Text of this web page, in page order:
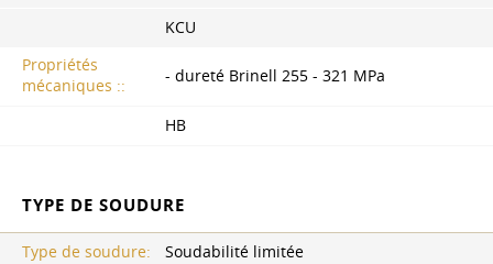
KCU
Propriétés
mécaniques ::
- dureté Brinell 255 - 321 MPa
HB
TYPE DE SOUDURE
Type de soudure: Soudabilité limitée